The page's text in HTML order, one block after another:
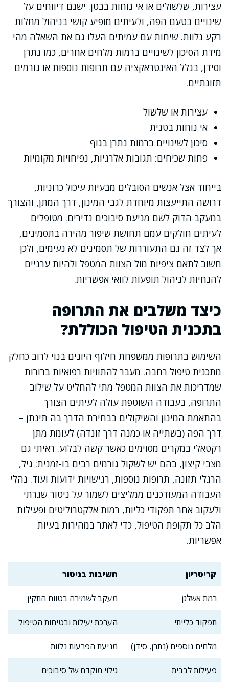
עצירות, שלשולים או אי נוחות בבטן. ישנם דיווחים על
שינויים בטעם הפה, ולעיתים מופיע קושי בניהול מחלות
רקע נלוות. שיחות עם עמיתים העלו גם את השאלה מהי
מידת הסיכון לשינויים ברמות מלחים אחרים, כמו נתרן
וסידן, בגלל האינטראקציה עם תרופות נוספות או גורמים
תזונתיים.
עצירות או שלשול
אי נוחות בטנית
סיכון לשינויים ברמות נתרן בגוף
פחות שכיחים: תגובות אלרגיות, נפיחויות מקומיות
בייחוד אצל אנשים הסובלים מבעיות עיכול כרוניות,
דרושה התייעצות מיוחדת לגבי המינון, דרך המתן, והצורך
במעקב הדוק לשם מניעת סיבוכים נדירים. מטופלים
לעיתים חולקים עמם תחושת שיפור מהירה בתסמינים,
אך לצד זה גם התעוררות של תסמינים לא נעימים, ולכן
חשוב לתאם ציפיות מול הצוות המטפל ולהיות ערניים
להנחיות לניהול תופעות לוואי אפשריות.
כיצד משלבים את התרופה
בתכנית הטיפול הכוללת?
השימוש בתרופות ממשפחת חילוף היונים בנוי לרוב כחלק
מתכנית טיפול רחבה. מעבר להתוויות רפואיות ברורות
שמדריכות את הצוות המטפל מתי להחליט על שילוב
התרופה, בעבודה השוטפת עולה לעיתים הצורך
בהתאמת המינון והשיקולים בבחירת הדרך בה תינתן –
דרך הפה (בשתייה או כמנה דרך זונדה) לעומת מתן
רקטאלי במקרים מסוימים כאשר קשה לבלוע. ראיתי גם
מצבי קיצון, בהם יש לשקול גורמים רבים בו-זמנית: גיל,
הרגלי תזונה, תרופות נוספות, רגישויות ידועות ועוד. נהלי
העבודה המעודכנים ממליצים לשמור על ניטור שגרתי
ולעקוב אחר תפקודי כליות, רמות אלקטרוליטים ופעילות
הלב כל תקופת הטיפול, כדי לאתר במהירות בעיות
אפשריות.
קריטריון חשיבות בניטור
רמת אשלגן מעקב לשמירה בטווח התקין
תפקוד כלייתי הערכת יעילות ובטיחות הטיפול
מלחים נוספים (נתרן, סידן) מניעת הפרעות נלוות
פעילות לבבית גילוי מוקדם של סיבוכים